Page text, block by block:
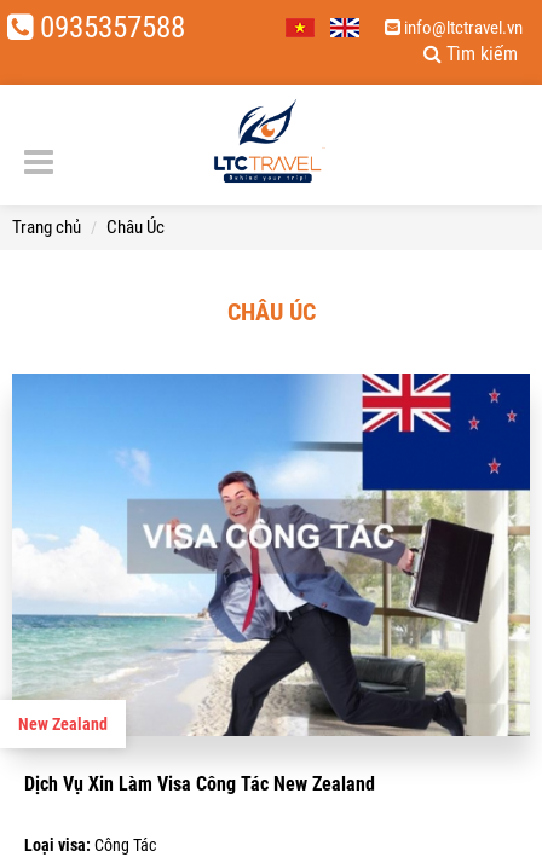
0935357588 info@ltctravel.vn
Tìm kiếm
Trang chủ Châu Úc
CHÂU ÚC
New Zealand
Dịch Vụ Xin Làm Visa Công Tác New Zealand
Loại visa: Công Tác